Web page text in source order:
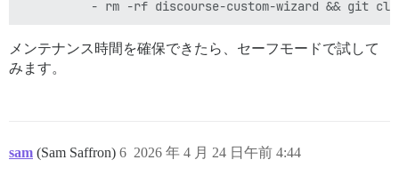
メンテナンス時間を確保できたら、セーフモードで試して
みます。
sam (Sam Saffron) 2026 年 4 月 24 日午前 4:44
6